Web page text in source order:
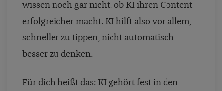
wissen noch gar nicht, ob KI ihren Content
erfolgreicher macht. KI hilft also vor allem,
schneller zu tippen, nicht automatisch
besser zu denken.
Für dich heißt das: KI gehört fest in den